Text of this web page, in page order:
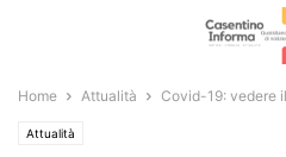
Home Attualità Covid-19: vedere
Attualità